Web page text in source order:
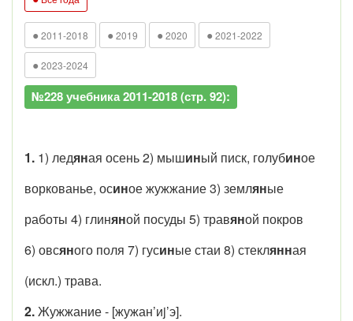
● 2011-2018 ● 2019 ● 2020 ● 2021-2022
● 2023-2024
№228 учебника 2011-2018 (стр. 92):
1. 1) ледяная осень 2) мышиный писк, голубиное
воркованье, осиное жужжание 3) земляные
работы 4) глиняной посуды 5) травяной покров
6) овсяного поля 7) гусиные стаи 8) стеклянная
(искл.) трава.
2.Жужжание - [жужан’иj’э].